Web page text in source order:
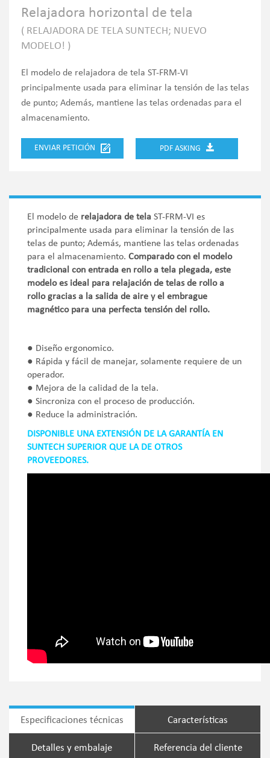
Relajadora horizontal de tela
( RELAJADORA DE TELA SUNTECH; NUEVO
MODELO! )
El modelo de relajadora de tela ST-FRM-VI
principalmente usada para eliminar la tensión de las telas
de punto; Además, mantiene las telas ordenadas para el
almacenamiento.
ENVIAR PETICIÓN PDF ASKING
El modelo de relajadora de tela ST-FRM-VI es
principalmente usada para eliminar la tensión de las
telas de punto; Además, mantiene las telas ordenadas
para el almacenamiento. Comparado con el modelo
tradicional con entrada en rollo a tela plegada, este
modelo es ideal para relajación de telas de rollo a
rollo gracias a la salida de aire y el embrague
magnético para una perfecta tensión del rollo.
● Diseño ergonomico.
● Rápida y fácil de manejar, solamente requiere de un
operador.
● Mejora de la calidad de la tela.
● Sincroniza con el proceso de producción.
● Reduce la administración.
DISPONIBLE UNA EXTENSIÓN DE LA GARANTÍA EN
SUNTECH SUPERIOR QUE LA DE OTROS
PROVEEDORES.
Especificaciones técnicas Características
Detalles y embalaje Referencia del cliente